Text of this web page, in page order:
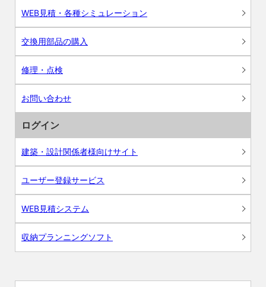
WEB見積・各種シミュレーション
交換用部品の購入
修理・点検
お問い合わせ
ログイン
建築・設計関係者様向けサイト
ユーザー登録サービス
WEB見積システム
収納プランニングソフト